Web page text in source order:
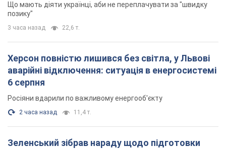
Що мають діяти українці, аби не переплачувати за "швидку
позику"
3 часа назад 22,6 т.
Херсон повністю лишився без світла, у Львові
аварійні відключення: ситуація в енергосистемі
6 серпня
Росіяни вдарили по важливому енергооб'єкту
2 часа назад 11,4 т.
Зеленський зібрав нараду щодо підготовки